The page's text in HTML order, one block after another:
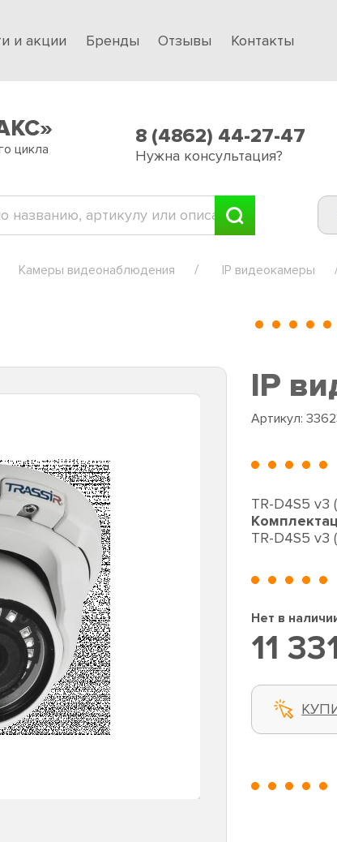
и акции Бренды Отзывы Контакты
цикла
8 (4862) 44-27-47
Нужна консультация?
Камеры видеонаблюдения IP видеокамеры
IP
Артикул:
TR-D4S5 v3
TR-D4S5 v3
Нет в
11